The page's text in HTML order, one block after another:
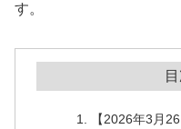
す。
【2026年3月